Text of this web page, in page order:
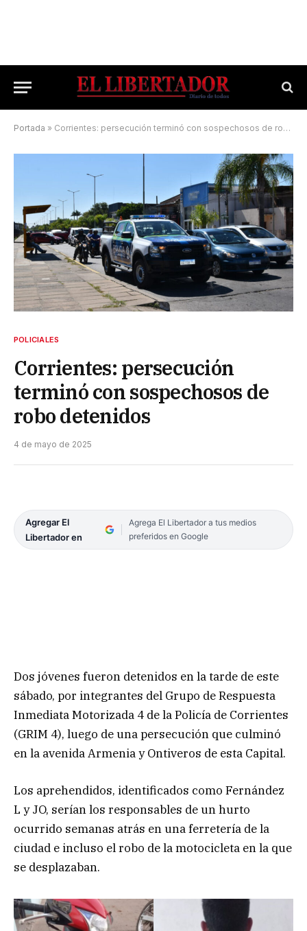
Portada » Corrientes: persecución terminó con sospechosos de robo detenidos
POLICIALES
Corrientes: persecución
terminó con sospechosos de
robo detenidos
4 de mayo de 2025
Agregar El
Libertador en
Agrega El Libertador a tus medios
preferidos en Google
Dos jóvenes fueron detenidos en la tarde de este
sábado, por integrantes del Grupo de Respuesta
Inmediata Motorizada 4 de la Policía de Corrientes
(GRIM 4), luego de una persecución que culminó
en la avenida Armenia y Ontiveros de esta Capital.
Los aprehendidos, identificados como Fernández
L y JO, serían los responsables de un hurto
ocurrido semanas atrás en una ferretería de la
ciudad e incluso el robo de la motocicleta en la que
se desplazaban.